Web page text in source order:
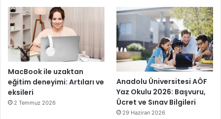
MacBook ile uzaktan
eğitim deneyimi: Artıları ve
eksileri
2 Temmuz 2026
Anadolu Üniversitesi AÖF
Yaz Okulu 2026: Başvuru,
Ücret ve Sınav Bilgileri
29 Haziran 2026